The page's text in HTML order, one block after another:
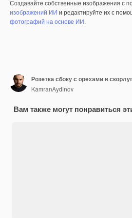
Создавайте собственные изображения с
изображений ИИ и редактируйте их с
фотографий на основе ИИ.
KamranAydinov
Вам также могут понравиться